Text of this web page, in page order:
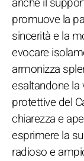
promuove la
sincerità e la
evocare
armonizza
esaltandone la
protettive del
chiarezza e
esprimere la
radioso e